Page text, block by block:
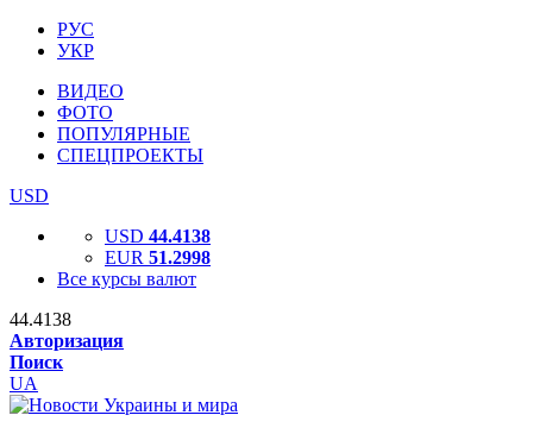
РУС
УКР
ВИДЕО
ФОТО
ПОПУЛЯРНЫЕ
СПЕЦПРОЕКТЫ
USD
USD 44.4138
EUR 51.2998
Все курсы валют
44.4138
Авторизация
Поиск
UA